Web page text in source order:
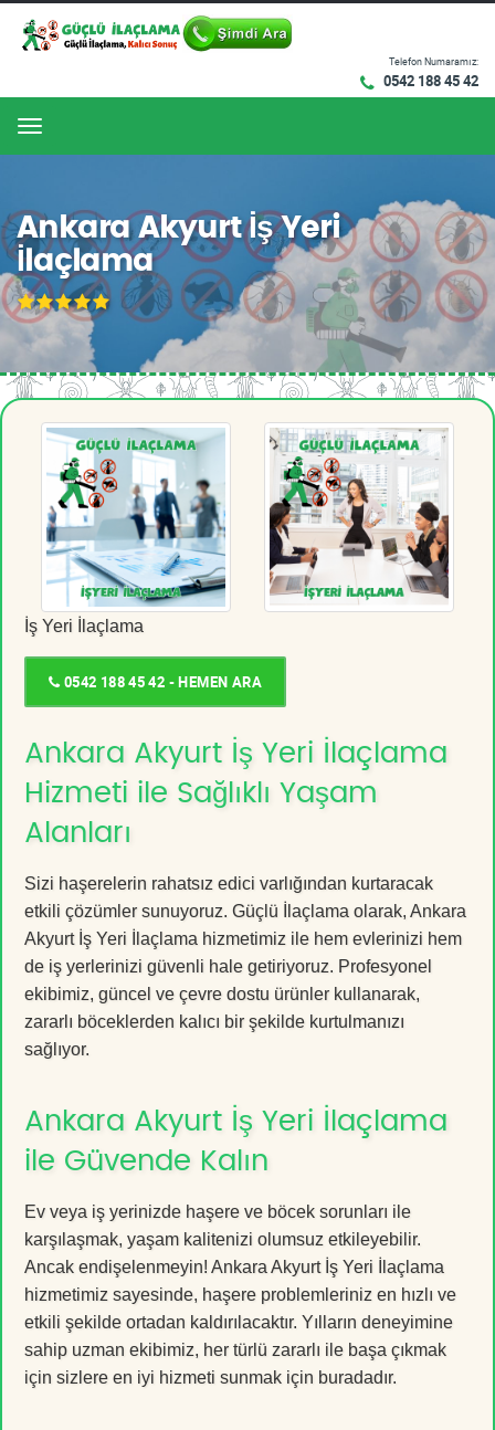
Telefon Numaramız:
0542 188 45 42
Menu
Ankara Akyurt İş Yeri
İlaçlama
İş Yeri İlaçlama
0542 188 45 42 - HEMEN ARA
Ankara Akyurt İş Yeri İlaçlama
Hizmeti ile Sağlıklı Yaşam
Alanları
Sizi haşerelerin rahatsız edici varlığından kurtaracak
etkili çözümler sunuyoruz. Güçlü İlaçlama olarak, Ankara
Akyurt İş Yeri İlaçlama hizmetimiz ile hem evlerinizi hem
de iş yerlerinizi güvenli hale getiriyoruz. Profesyonel
ekibimiz, güncel ve çevre dostu ürünler kullanarak,
zararlı böceklerden kalıcı bir şekilde kurtulmanızı
sağlıyor.
Ankara Akyurt İş Yeri İlaçlama
ile Güvende Kalın
Ev veya iş yerinizde haşere ve böcek sorunları ile
karşılaşmak, yaşam kalitenizi olumsuz etkileyebilir.
Ancak endişelenmeyin! Ankara Akyurt İş Yeri İlaçlama
hizmetimiz sayesinde, haşere problemleriniz en hızlı ve
etkili şekilde ortadan kaldırılacaktır. Yılların deneyimine
sahip uzman ekibimiz, her türlü zararlı ile başa çıkmak
için sizlere en iyi hizmeti sunmak için buradadır.